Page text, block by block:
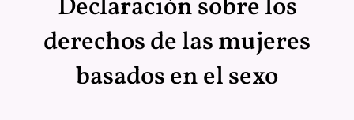
Declaración sobre los
derechos de las mujeres
basados en el sexo